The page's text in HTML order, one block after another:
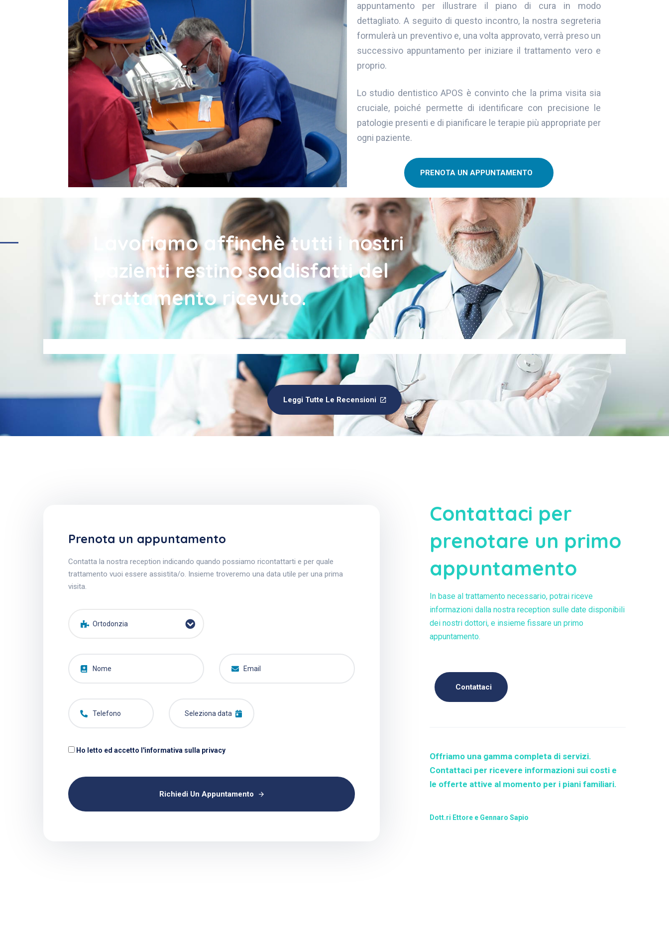
appuntamento per illustrare il piano di cura in modo
dettagliato. A seguito di questo incontro, la nostra segreteria
formulerà un preventivo e, una volta approvato, verrà preso un
successivo appuntamento per iniziare il trattamento vero e
proprio.
Lo studio dentistico APOS è convinto che la prima visita sia
cruciale, poiché permette di identificare con precisione le
patologie presenti e di pianificare le terapie più appropriate per
ogni paziente.
PRENOTA UN APPUNTAMENTO
Lavoriamo affinchè tutti i nostri
pazienti restino soddisfatti del
trattamento ricevuto.
Leggi Tutte Le Recensioni
Prenota un appuntamento
Contatta la nostra reception indicando quando possiamo ricontattarti e per quale
trattamento vuoi essere assistita/o. Insieme troveremo una data utile per una prima
visita.
Ortodonzia
Ho letto ed accetto l'informativa sulla privacy
Richiedi Un Appuntamento
Contattaci per
prenotare un primo
appuntamento
In base al trattamento necessario, potrai riceve
informazioni dalla nostra reception sulle date disponibili
dei nostri dottori, e insieme fissare un primo
appuntamento.
Contattaci
Offriamo una gamma completa di servizi.
Contattaci per ricevere informazioni sui costi e
le offerte attive al momento per i piani familiari.
Dott.ri Ettore e Gennaro Sapio